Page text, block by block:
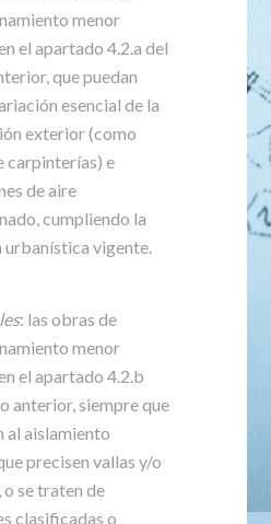
menor
el apartado 4.2.a del
que puedan
esencial de la
exterior (como
carpinterías) e
de aire
cumpliendo la
urbanística vigente.
: las obras de
menor
el apartado 4.2.b
anterior, siempre que
al aislamiento
precisen vallas y/o
o se traten de
clasificadas o